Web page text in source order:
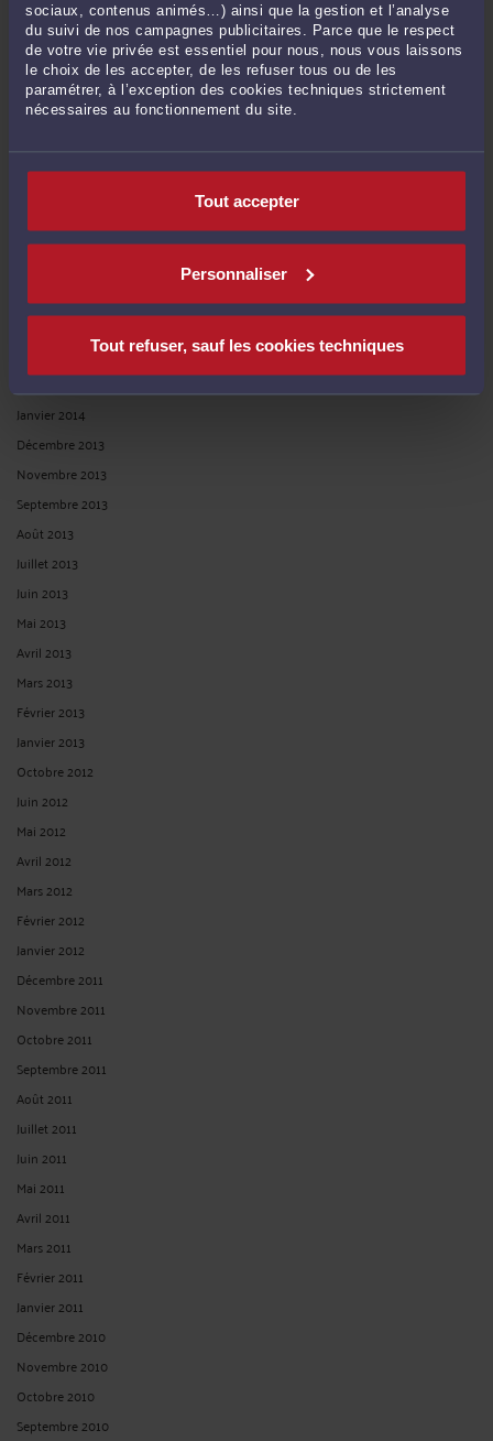
sociaux, contenus animés…) ainsi que la gestion et l’analyse
du suivi de nos campagnes publicitaires. Parce que le respect
de votre vie privée est essentiel pour nous, nous vous laissons
le choix de les accepter, de les refuser tous ou de les
paramétrer, à l’exception des cookies techniques strictement
nécessaires au fonctionnement du site.
Tout accepter
Personnaliser
Tout refuser, sauf les cookies techniques
Janvier 2019
Novembre 2018
Octobre 2018
Janvier 2017
Novembre 2016
Juillet 2016
Mars 2015
Juin 2014
Janvier 2014
Décembre 2013
Novembre 2013
Septembre 2013
Août 2013
Juillet 2013
Juin 2013
Mai 2013
Avril 2013
Mars 2013
Février 2013
Janvier 2013
Octobre 2012
Juin 2012
Mai 2012
Avril 2012
Mars 2012
Février 2012
Janvier 2012
Décembre 2011
Novembre 2011
Octobre 2011
Septembre 2011
Août 2011
Juillet 2011
Juin 2011
Mai 2011
Avril 2011
Mars 2011
Février 2011
Janvier 2011
Décembre 2010
Novembre 2010
Octobre 2010
Septembre 2010